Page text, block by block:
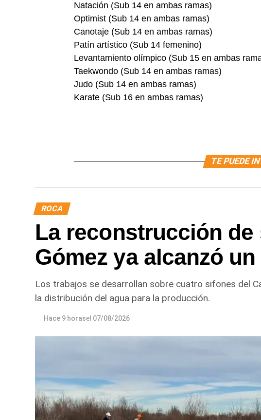
Natación (Sub 14 en ambas ramas)
Optimist (Sub 14 en ambas ramas)
Canotaje (Sub 14 en ambas ramas)
Patín artístico (Sub 14 femenino)
Levantamiento olímpico (Sub 15 en ambas
Taekwondo (Sub 14 en ambas ramas)
Judo (Sub 14 en ambas ramas)
Karate (Sub 16 en ambas ramas)
TE PUEDE
ROCA
La reconstrucción de
Gómez ya alcanzó
Los trabajos se desarrollan sobre cuatro sifones del
la distribución del agua para la producción.
Hace 9 horasel 07/08/2026